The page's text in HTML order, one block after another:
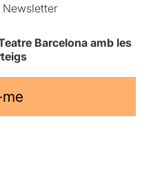
Newsletter
Barcelona amb les